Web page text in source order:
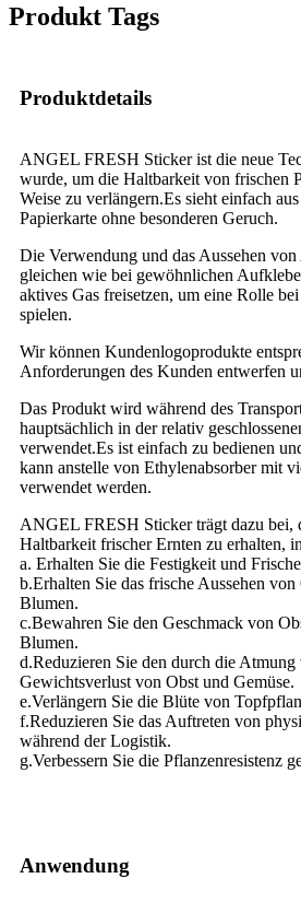
Produkt Tags
Produktdetails
ANGEL FRESH Sticker ist die neue
wurde, um die Haltbarkeit von frischen
Weise zu verlängern.Es sieht einfach
Papierkarte ohne besonderen Geruch.
Die Verwendung und das Aussehen
gleichen wie bei gewöhnlichen
aktives Gas freisetzen, um eine Rolle
spielen.
Wir können Kundenlogoprodukte
Anforderungen des Kunden entwerfen
Das Produkt wird während des
hauptsächlich in der relativ
verwendet.Es ist einfach zu bedienen
kann anstelle von Ethylenabsorber mit
verwendet werden.
ANGEL FRESH Sticker trägt dazu bei,
Haltbarkeit frischer Ernten zu erhalten,
a. Erhalten Sie die Festigkeit und
b.Erhalten Sie das frische Aussehen von
Blumen.
c.Bewahren Sie den Geschmack von
Blumen.
d.Reduzieren Sie den durch die Atmung
Gewichtsverlust von Obst und Gemüse.
e.Verlängern Sie die Blüte von
f.Reduzieren Sie das Auftreten von
während der Logistik.
g.Verbessern Sie die Pflanzenresistenz
Anwendung